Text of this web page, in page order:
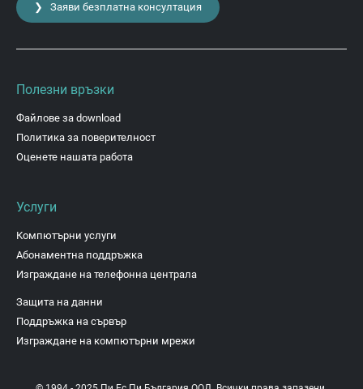
❯ Заяви безплатна консултация
Полезни връзки
Файлове за download
Политика за поверителност
Оценете нашата работа
Услуги
Компютърни услуги
Абонаментна поддръжка
Изграждане на телефонна централа
Защита на данни
Поддръжка на сървър
Изграждане на компютърни мрежи